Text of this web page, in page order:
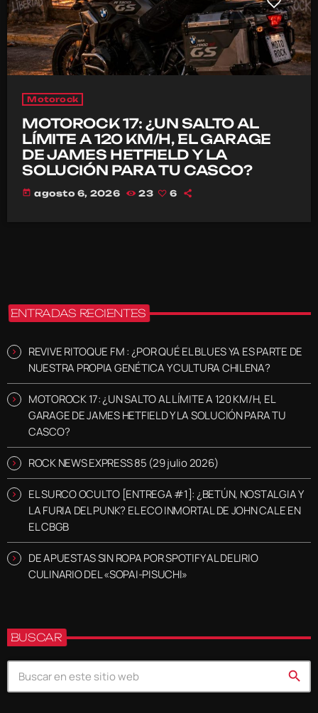
Motorock
MOTOROCK 17: ¿UN SALTO AL
LÍMITE A 120 KM/H, EL GARAGE
DE JAMES HETFIELD Y LA
SOLUCIÓN PARA TU CASCO?
today agosto 6, 2026 23 6
ENTRADAS RECIENTES
REVIVE RITOQUE FM : ¿POR QUÉ EL BLUES YA ES PARTE DE
NUESTRA PROPIA GENÉTICA Y CULTURA CHILENA?
MOTOROCK 17: ¿UN SALTO AL LÍMITE A 120 KM/H, EL
GARAGE DE JAMES HETFIELD Y LA SOLUCIÓN PARA TU
CASCO?
ROCK NEWS EXPRESS 85 (29 julio 2026)
EL SURCO OCULTO [ENTREGA #1]: ¿BETÚN, NOSTALGIA Y
LA FURIA DEL PUNK? EL ECO INMORTAL DE JOHN CALE EN
EL CBGB
DE APUESTAS SIN ROPA POR SPOTIFY AL DELIRIO
CULINARIO DEL «SOPAI-PISUCHI»
BUSCAR
search